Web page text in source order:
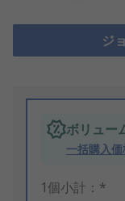
ジ
ボリュー
一括購入
1個小計：*